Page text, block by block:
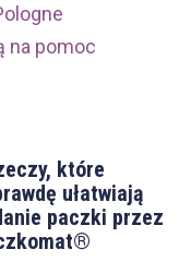
na pomoc
które
ułatwiają
paczki przez